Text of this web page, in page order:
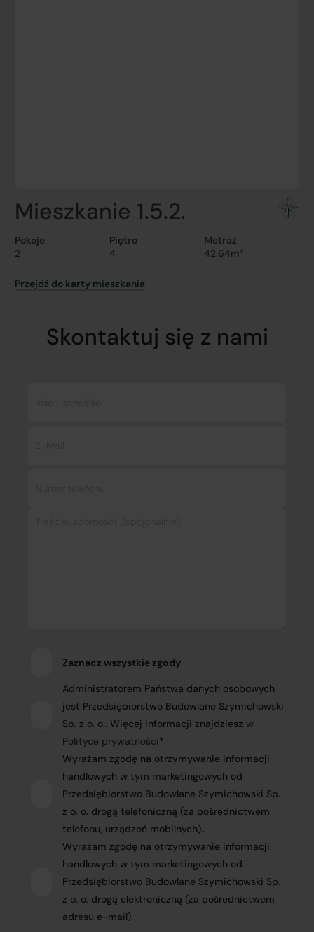
Mieszkanie 1.5.2.
Pokoje
2
Piętro
4
Metraż
42.64m²
Przejdź do karty mieszkania
Skontaktuj się z nami
Zaznacz wszystkie zgody
Administratorem Państwa danych osobowych
jest Przedsiębiorstwo Budowlane Szymichowski
Sp. z o. o.. Więcej informacji znajdziesz w
Polityce prywatności*
Wyrażam zgodę na otrzymywanie informacji
handlowych w tym marketingowych od
Przedsiębiorstwo Budowlane Szymichowski Sp.
z o. o. drogą telefoniczną (za pośrednictwem
telefonu, urządzeń mobilnych)..
Wyrażam zgodę na otrzymywanie informacji
handlowych w tym marketingowych od
Przedsiębiorstwo Budowlane Szymichowski Sp.
z o. o. drogą elektroniczną (za pośrednictwem
adresu e-mail).